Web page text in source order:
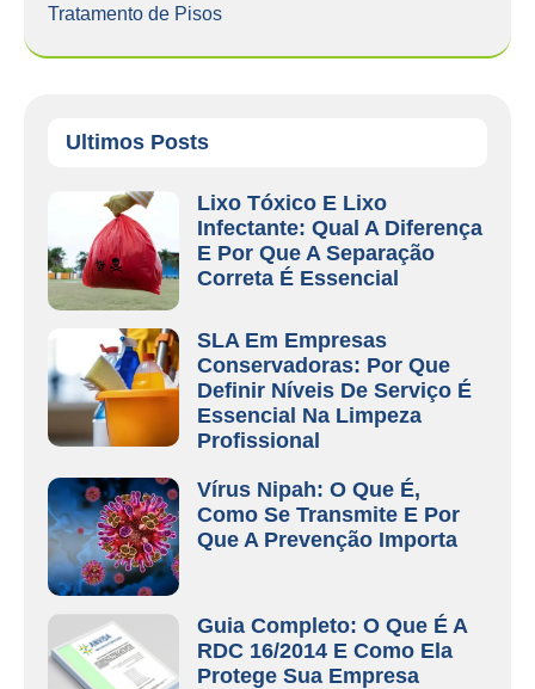
Tratamento de Pisos
Ultimos Posts
Lixo Tóxico E Lixo
Infectante: Qual A Diferença
E Por Que A Separação
Correta É Essencial
SLA Em Empresas
Conservadoras: Por Que
Definir Níveis De Serviço É
Essencial Na Limpeza
Profissional
Vírus Nipah: O Que É,
Como Se Transmite E Por
Que A Prevenção Importa
Guia Completo: O Que É A
RDC 16/2014 E Como Ela
Protege Sua Empresa